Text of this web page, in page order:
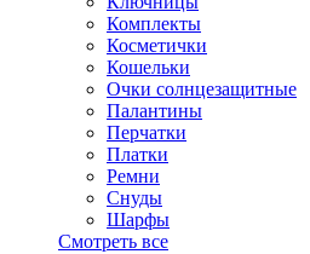
Комплекты
Косметички
Кошельки
Очки солнцезащитные
Палантины
Перчатки
Платки
Ремни
Снуды
Шарфы
Смотреть все